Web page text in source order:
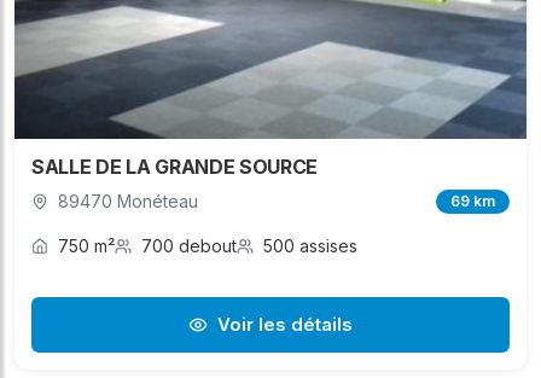
SALLE DE LA GRANDE SOURCE
89470 Monéteau 69 km
750 m² 700 debout 500 assises
Voir les détails